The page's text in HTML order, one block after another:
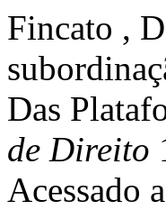
Fincato ,
Das
de Direito
Acessado